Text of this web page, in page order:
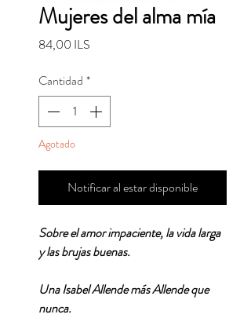
Mujeres del alma mía
84,00 ILS
Cantidad *
Agotado
Notificar al estar disponible
Sobre el amor impaciente, la vida larga
y las brujas buenas.
Una Isabel Allende más Allende que
nunca.